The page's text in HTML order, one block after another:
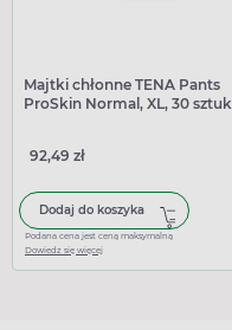
Majtki chłonne TENA Pants
ProSkin Normal, XL, 30 sztuk
92,49 zł
Dodaj do koszyka
Podana cena jest ceną maksymalną
Dowiedz się więcej